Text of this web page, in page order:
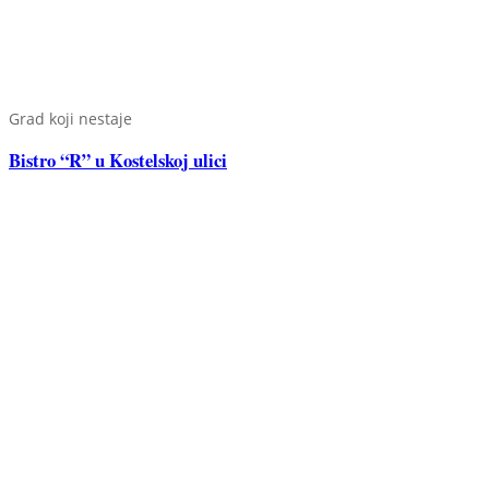
Grad koji nestaje
Bistro “R” u Kostelskoj ulici